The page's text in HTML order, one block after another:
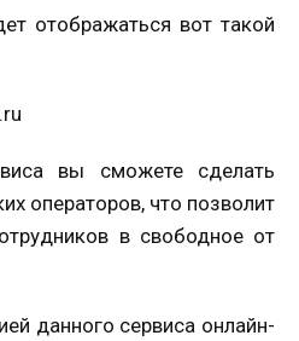
отображаться вот такой
вы сможете сделать
операторов, что позволит
в свободное от
данного сервиса онлайн-